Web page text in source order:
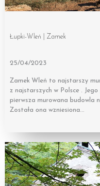
Łupki-Wleń | Zamek
25/04/2023
Zamek Wleń to najstarszy
z najstarszych w Polsce .
pierwsza murowana budowla
Została ona wzniesiona…